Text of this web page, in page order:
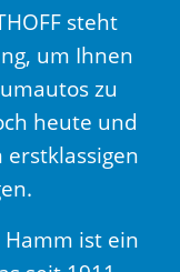
steht
um Ihnen
zu
heute und
erstklassigen
Hamm ist ein